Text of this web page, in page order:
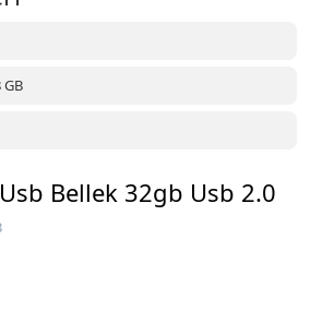
GB
Bellek 32gb Usb 2.0